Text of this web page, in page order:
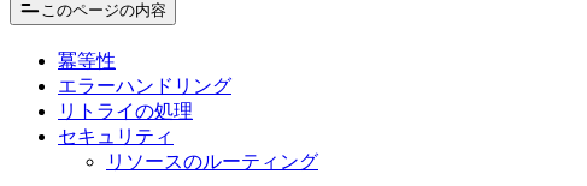
このページの内容
冪等性
エラーハンドリング
リトライの処理
セキュリティ
リソースのルーティング